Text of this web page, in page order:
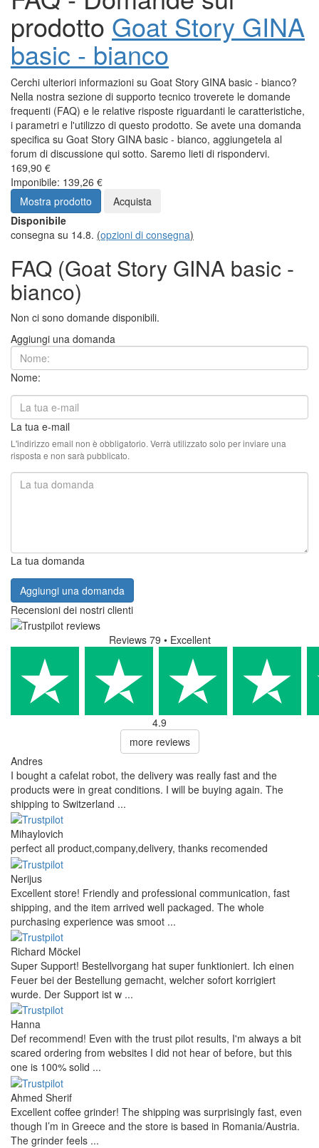
prodotto Goat Story GINA
basic - bianco
Cerchi ulteriori informazioni su Goat Story GINA basic - bianco?
Nella nostra sezione di supporto tecnico troverete le domande
frequenti (FAQ) e le relative risposte riguardanti le caratteristiche,
i parametri e l'utilizzo di questo prodotto. Se avete una domanda
specifica su Goat Story GINA basic - bianco, aggiungetela al
forum di discussione qui sotto. Saremo lieti di rispondervi.
169,90 €
Imponibile: 139,26 €
Mostra prodotto
Acquista
Disponibile
consegna su 14.8. (opzioni di consegna)
FAQ (Goat Story GINA basic -
bianco)
Non ci sono domande disponibili.
Aggiungi una domanda
Nome:
La tua e-mail
L'indirizzo email non è obbligatorio. Verrà utilizzato solo per inviare una
risposta e non sarà pubblicato.
La tua domanda
Aggiungi una domanda
Recensioni dei nostri clienti
Reviews 79 • Excellent
4.9
more reviews
Andres
I bought a cafelat robot, the delivery was really fast and the
products were in great conditions. I will be buying again. The
shipping to Switzerland ...
Mihaylovich
perfect all product,company,delivery, thanks recomended
Nerijus
Excellent store! Friendly and professional communication, fast
shipping, and the item arrived well packaged. The whole
purchasing experience was smoot ...
Richard Möckel
Super Support! Bestellvorgang hat super funktioniert. Ich einen
Feuer bei der Bestellung gemacht, welcher sofort korrigiert
wurde. Der Support ist w ...
Hanna
Def recommend! Even with the trust pilot results, I'm always a bit
scared ordering from websites I did not hear of before, but this
one is 100% solid ...
Ahmed Sherif
Excellent coffee grinder! The shipping was surprisingly fast, even
though I’m in Greece and the store is based in Romania/Austria.
The grinder feels ...